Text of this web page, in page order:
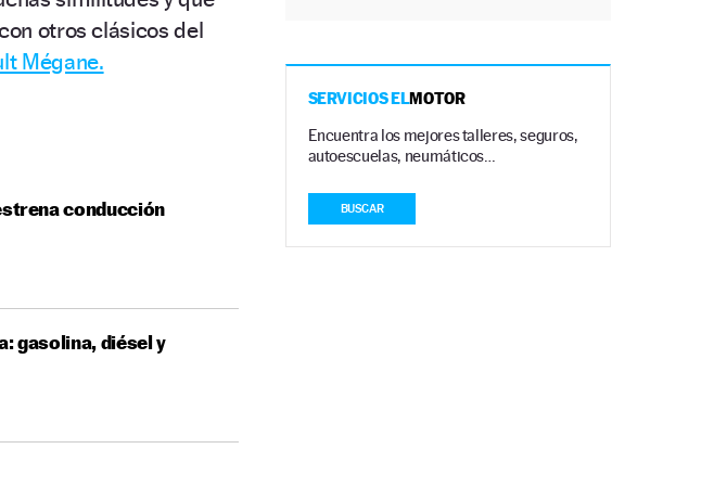
otros clásicos del
Mégane.
conducción
gasolina, diésel y
SERVICIOS ELMOTOR
Encuentra los mejores talleres, seguros,
autoescuelas, neumáticos…
BUSCAR